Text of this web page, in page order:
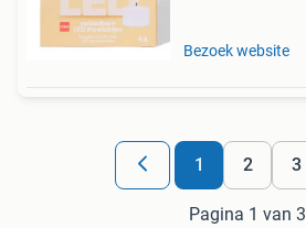
Bezoek website
1 2 3
Pagina 1 van 3